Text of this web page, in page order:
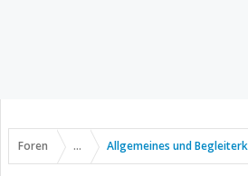
Foren ... Allgemeines und